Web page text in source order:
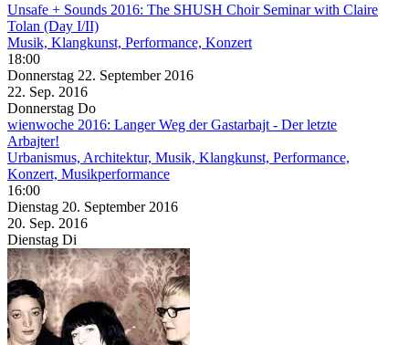
Unsafe + Sounds 2016: The SHUSH Choir Seminar with Claire
Tolan (Day I/II)
Musik, Klangkunst, Performance, Konzert
18:00
Donnerstag 22. September 2016
22. Sep. 2016
Donnerstag Do
wienwoche 2016: Langer Weg der Gastarbajt - Der letzte
Arbajter!
Urbanismus, Architektur, Musik, Klangkunst, Performance,
Konzert, Musikperformance
16:00
Dienstag 20. September 2016
20. Sep. 2016
Dienstag Di